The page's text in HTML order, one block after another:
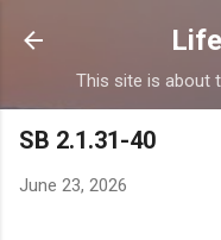
This site is about
SB 2.1.31-40
June 23, 2026